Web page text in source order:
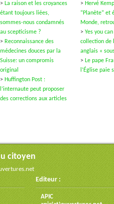
> La raison et les croyances
étant toujours liées,
sommes-nous condamnés
au scepticisme ?
> Reconnaissance des
médecines douces par la
Suisse: un compromis
original
> Huffington Post :
l’internaute peut proposer
des corrections aux articles
> Hervé
“Planète” et
Monde,
> Yes you
collection de
anglais «
> Le pape
l’Église paie
citoyen
Editeur :
APIC